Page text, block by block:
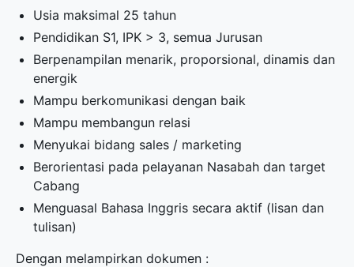
Usia maksimal 25 tahun
Pendidikan S1, IPK > 3, semua Jurusan
Berpenampilan menarik, proporsional, dinamis dan
energik
Mampu berkomunikasi dengan baik
Mampu membangun relasi
Menyukai bidang sales / marketing
Berorientasi pada pelayanan Nasabah dan target
Cabang
Menguasal Bahasa Inggris secara aktif (lisan dan
tulisan)
Dengan melampirkan dokumen :